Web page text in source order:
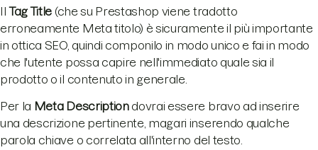
IlTag Title (che su Prestashop viene tradotto
erroneamente Meta titolo) è sicuramente il più importante
in ottica SEO, quindi componilo in modo unico e fai in modo
che l'utente possa capire nell'immediato quale sia il
prodotto o il contenuto in generale.
Per la Meta Descriptiondovrai essere bravo ad inserire
una descrizione pertinente, magari inserendo qualche
parola chiave o correlata all'interno del testo.